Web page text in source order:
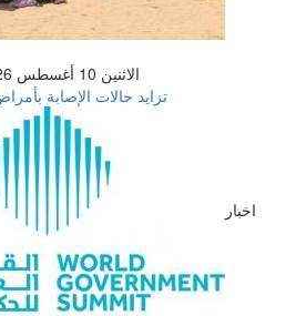
الاثنين 10 أغسطس 2026 04:08 صباحاً
تزايد حالات الإصابة
اخبار